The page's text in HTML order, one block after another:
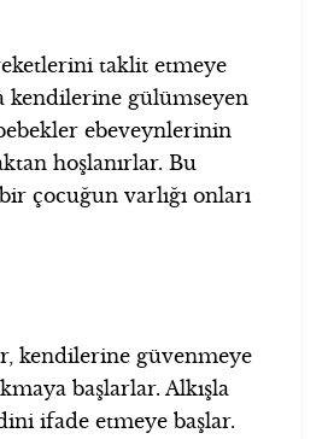
taklit etmeye
kendilerine gülümseyen
ebeveynlerinin
hoşlanırlar. Bu
çocuğun varlığı onları
kendilerine güvenmeye
başlarlar. Alkışla
ifade etmeye başlar.